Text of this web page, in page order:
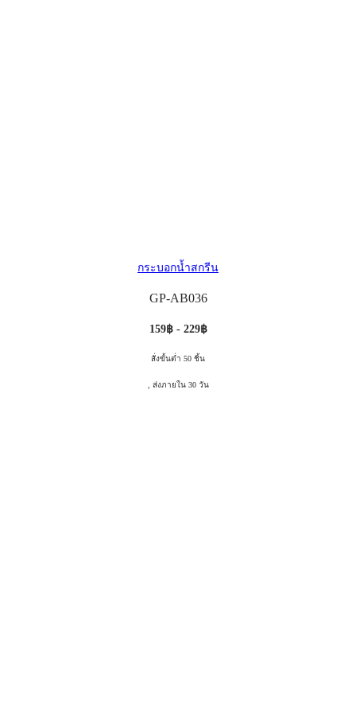
กระบอกน้ำสกรีน
GP-AB036
159฿ - 229฿
สั่งขั้นต่ำ 50 ชิ้น
, ส่งภายใน 30 วัน